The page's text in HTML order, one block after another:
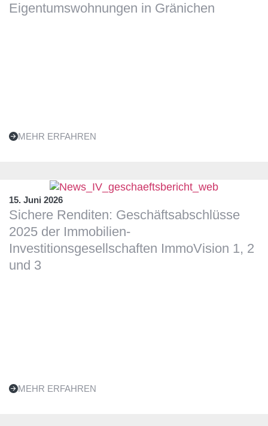
Eigentumswohnungen in Gränichen
MEHR ERFAHREN
15. Juni 2026
Sichere Renditen: Geschäftsabschlüsse
2025 der Immobilien-
Investitionsgesellschaften ImmoVision 1, 2
und 3
MEHR ERFAHREN